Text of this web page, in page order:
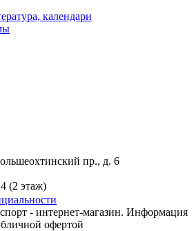
календари
пр., д. 6
(2 этаж)
- интернет-магазин. Информация
офертой